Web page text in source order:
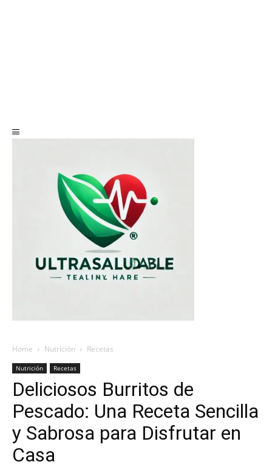
Home Nutrición Recetas
Nutrición Recetas
Deliciosos Burritos de
Pescado: Una Receta Sencilla
y Sabrosa para Disfrutar en
Casa